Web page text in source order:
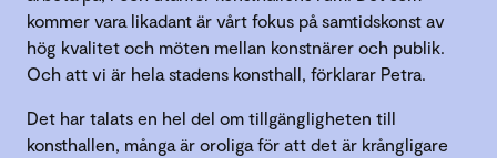
kommer vara likadant är vårt fokus på samtidskonst av
hög kvalitet och möten mellan konstnärer och publik.
Och att vi är hela stadens konsthall, förklarar Petra.
Det har talats en hel del om tillgängligheten till
konsthallen, många är oroliga för att det är krångligare